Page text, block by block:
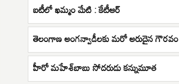
ఐటీలో ఖమ్మం మేటి : కేటీఆర్
తెలంగాణ అంగన్వాడీలకు మరో అరుదైన గౌరవం
హీరో మహేశ్‌బాబు సోదరుడు కన్నుమూత